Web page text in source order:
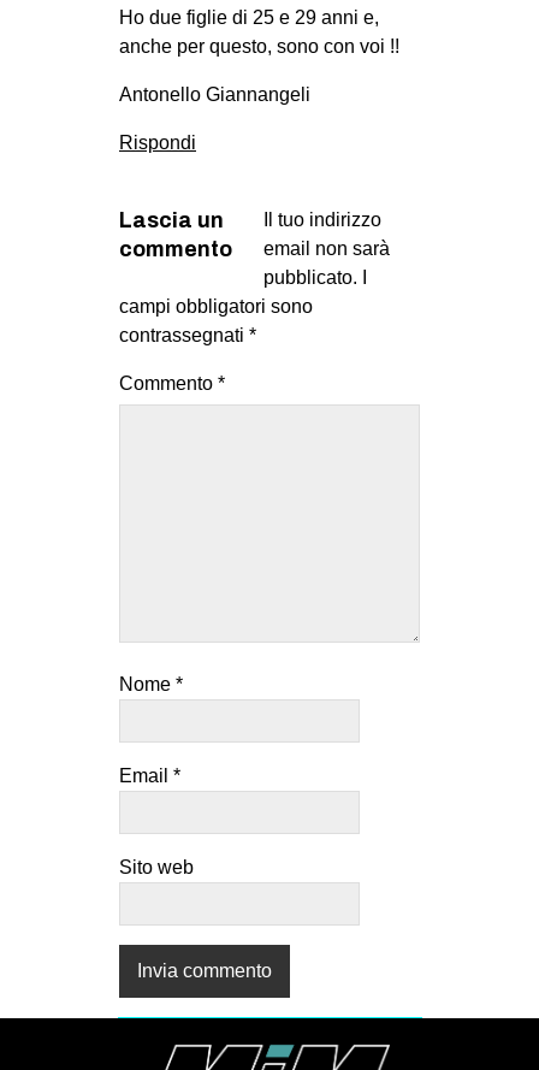
Ho due figlie di 25 e 29 anni e,
anche per questo, sono con voi !!
Antonello Giannangeli
Rispondi
Lascia un
commento
Il tuo indirizzo
email non sarà
pubblicato.
campi obbligatori sono
contrassegnati *
Commento *
Nome *
Email *
Sito web